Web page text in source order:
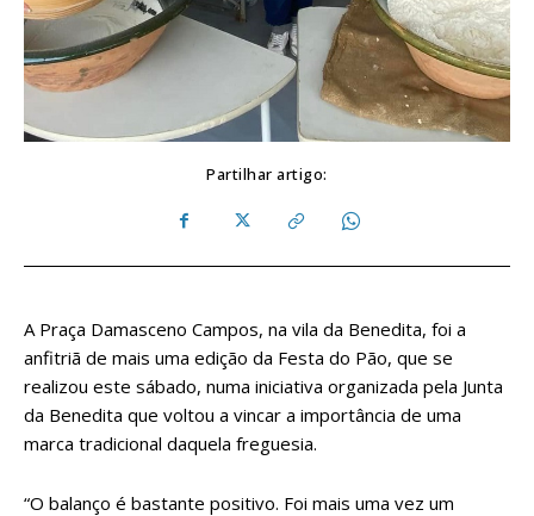
Partilhar artigo:
A Praça Damasceno Campos, na vila da Benedita, foi a
anfitriã de mais uma edição da Festa do Pão, que se
realizou este sábado, numa iniciativa organizada pela Junta
da Benedita que voltou a vincar a importância de uma
marca tradicional daquela freguesia.
“O balanço é bastante positivo. Foi mais uma vez um